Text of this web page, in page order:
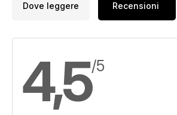
Dove leggere Recensioni
4,5/5